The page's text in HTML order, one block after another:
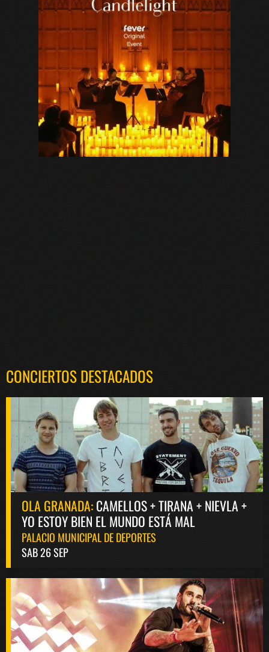
CONCIERTOS DESTACADOS
OLA GRANADA:CAMELLOS + TIRANA + NIEVLA +
YO ESTOY BIEN EL MUNDO ESTÁ MAL
PALACIO MUNICIPAL DE DEPORTES
SAB 26 SEP